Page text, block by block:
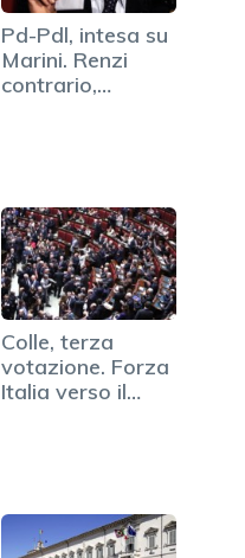
Pd-Pdl, intesa su
Marini. Renzi
contrario,
Colle, terza
votazione. Forza
Italia verso il